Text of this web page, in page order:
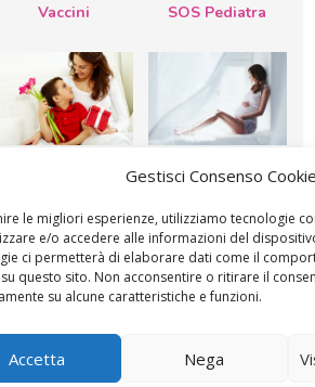
Gestisci Consenso Cookie
le migliori esperienze, utilizziamo tecnologie
e/o accedere alle informazioni del
ci permetterà di elaborare dati come il
su questo sito. Non acconsentire o ritirare il
su alcune caratteristiche e funzioni.
Accetta Nega
Vaccini SOS Pediatra
mamma: lavoretti,
filastrocche
Le settimane di
gravidanza
MODIFICA IL CONSENSO